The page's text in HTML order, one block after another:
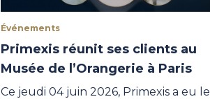
Événements
Primexis réunit ses clients au
Musée de l’Orangerie à Paris
Ce jeudi 04 juin 2026, Primexis a eu le